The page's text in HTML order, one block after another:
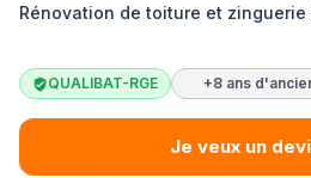
Rénovation de toiture et zinguerie
QUALIBAT-RGE +8 ans
Je veux un